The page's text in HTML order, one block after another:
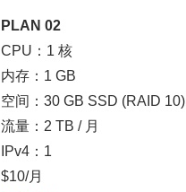
PLAN 02
CPU：1 核
内存：1 GB
空间：30 GB SSD (RAID 10)
流量：2 TB / 月
IPv4：1
$10/月